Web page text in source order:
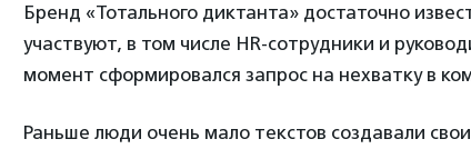
Бренд «Тотального диктанта» достаточно
участвуют, в том числе HR-сотрудники и
момент сформировался запрос на нехватку в
Раньше люди очень мало текстов создавали